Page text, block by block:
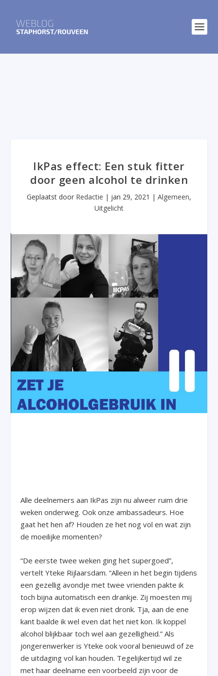
IkPas effect: Een stuk fitter
door geen alcohol te drinken
Geplaatst door Redactie | jan 29, 2021 | Algemeen,
Uitgelicht
Alle deelnemers aan IkPas zijn nu alweer ruim drie
weken onderweg. Ook onze ambassadeurs. Hoe
gaat het hen af? Houden ze het nog vol en wat zijn
de moeilijke momenten?
“De eerste twee weken ging het supergoed”,
vertelt Yteke Rijlaarsdam. “Alleen in het begin tijdens
een gezellig avondje met twee vrienden pakte ik
toch bijna automatisch een drankje. Zij moesten mij
erop wijzen dat ik even niet dronk. Tja, aan de ene
kant baalde ik wel even dat het niet kon. Ik koppel
alcohol blijkbaar toch wel aan gezelligheid.” Als
jongerenwerker is Yteke ook vooral benieuwd of ze
de uitdaging vol kan houden. Tegelijkertijd wil ze
met haar deelname een voorbeeld zijn voor de